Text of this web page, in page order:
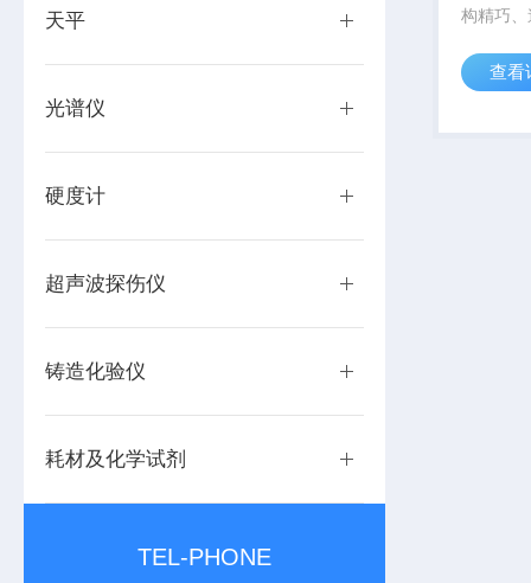
天平
光谱仪
硬度计
超声波探伤仪
铸造化验仪
耗材及化学试剂
TEL-PHONE
构精巧
查看